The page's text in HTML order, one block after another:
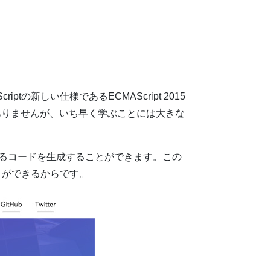
の新しい仕様であるECMAScript 2015
ませんが、いち早く学ぶことには大きな
コードを生成することができます。この
できるからです。